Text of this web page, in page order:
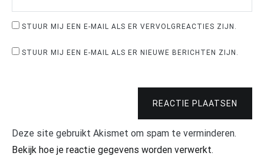
STUUR MIJ EEN E-MAIL ALS ER VERVOLGREACTIES ZIJN.
STUUR MIJ EEN E-MAIL ALS ER NIEUWE BERICHTEN ZIJN.
REACTIE PLAATSEN
Deze site gebruikt Akismet om spam te verminderen.
Bekijk hoe je reactie gegevens worden verwerkt.